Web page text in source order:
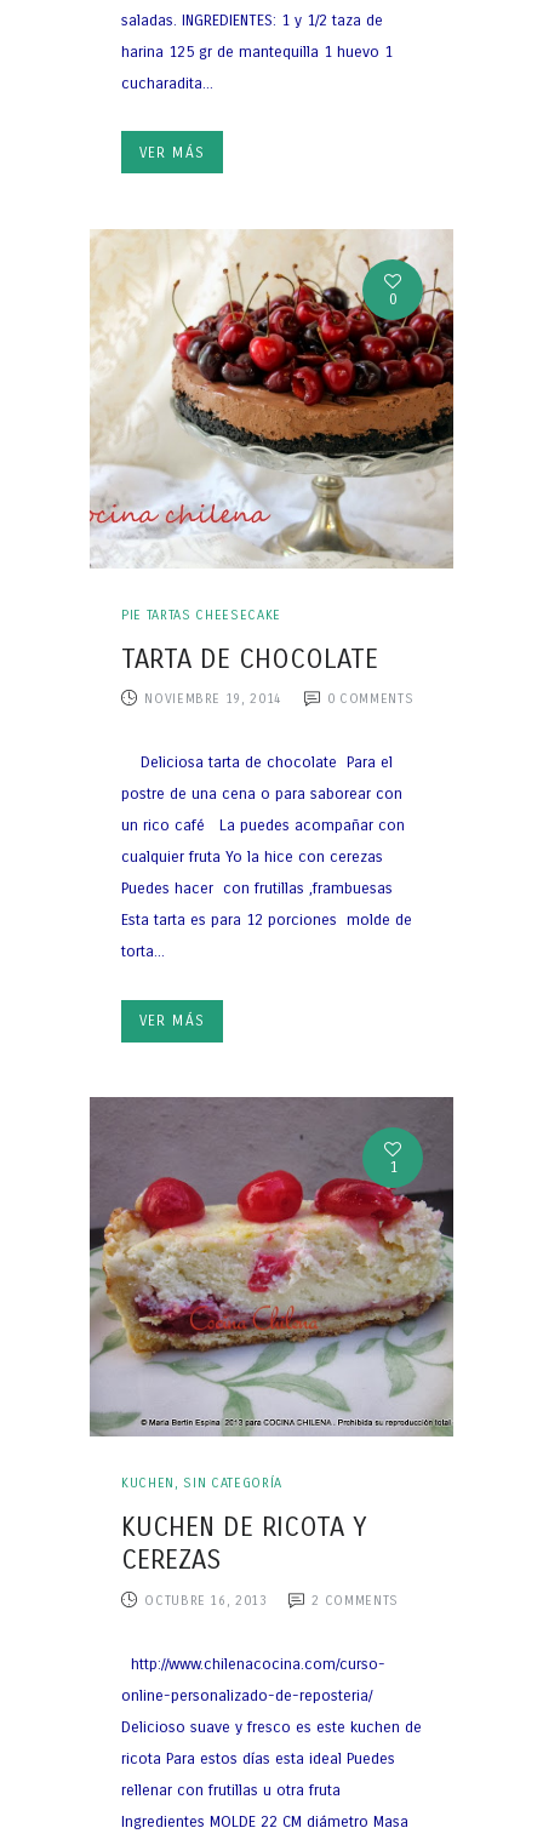
saladas. INGREDIENTES: 1 y 1/2 taza de
harina 125 gr de mantequilla 1 huevo 1
cucharadita...
VER MÁS
0
PIE TARTAS CHEESECAKE
TARTA DE CHOCOLATE
NOVIEMBRE 19, 2014 0 COMMENTS
Deliciosa tarta de chocolate Para el
postre de una cena o para saborear con
un rico café La puedes acompañar con
cualquier fruta Yo la hice con cerezas
Puedes hacer con frutillas ,frambuesas
Esta tarta es para 12 porciones molde de
torta...
VER MÁS
1
KUCHEN , SIN CATEGORÍA
KUCHEN DE RICOTA Y
CEREZAS
OCTUBRE 16, 2013 2 COMMENTS
http://www.chilenacocina.com/curso-
online-personalizado-de-reposteria/
Delicioso suave y fresco es este kuchen de
ricota Para estos días esta ideal Puedes
rellenar con frutillas u otra fruta
Ingredientes MOLDE 22 CM diámetro Masa